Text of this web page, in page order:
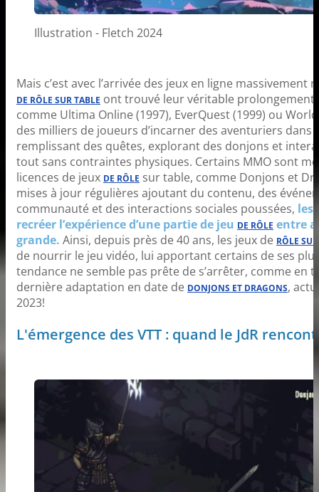
Illustration - Fletch 2024
Mais c’est avec l’arrivée des jeux en ligne
DE RÔLE SUR TABLE ont trouvé leur véritable prolongement
comme Ultima Online (1997), EverQuest (1999) ou
des milliers de joueurs d’incarner des aventuriers dans
remplissant des quêtes, explorant des donjons et
tout sans contraintes physiques. Certains MMO sont
licences de jeux DE RÔLE sur table, comme Donjons et
mises à jour régulières ajoutant du contenu, des
communauté et des interactions sociales poussées, les
recréer l’expérience d’une partie de jeu DE RÔLE entre
grande. Ainsi, depuis près de 40 ans, les jeux de RÔLE
de nourrir le jeu vidéo, lui apportant certains de ses
tendance ne semble pas prête de s’arrêter, comme en
dernière adaptation en date de DONJONS ET DRAGONS,
2023!
L'émergence des VTT : quand le JdR